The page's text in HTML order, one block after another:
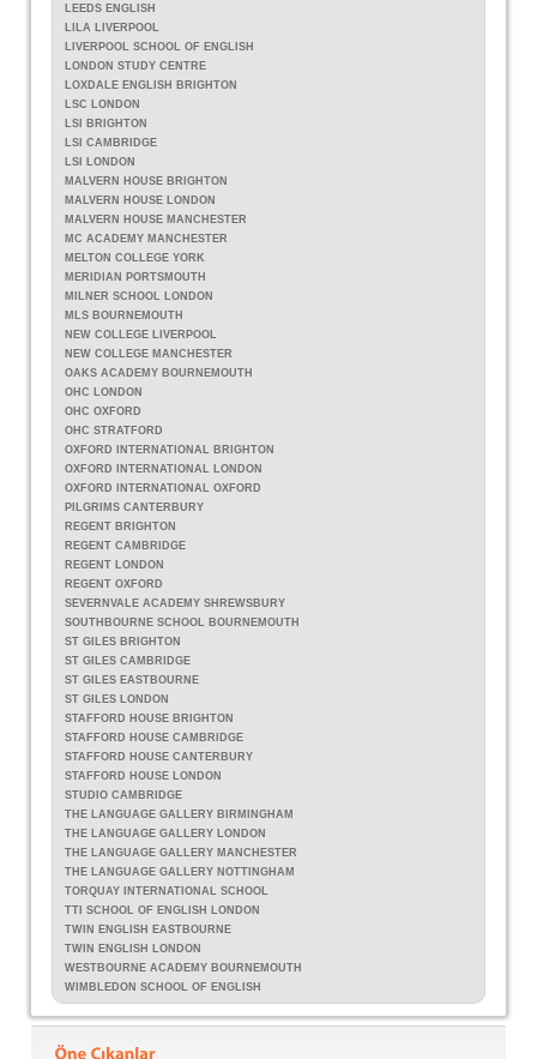
LEEDS ENGLISH
LILA LIVERPOOL
LIVERPOOL SCHOOL OF ENGLISH
LONDON STUDY CENTRE
LOXDALE ENGLISH BRIGHTON
LSC LONDON
LSI BRIGHTON
LSI CAMBRIDGE
LSI LONDON
MALVERN HOUSE BRIGHTON
MALVERN HOUSE LONDON
MALVERN HOUSE MANCHESTER
MC ACADEMY MANCHESTER
MELTON COLLEGE YORK
MERIDIAN PORTSMOUTH
MILNER SCHOOL LONDON
MLS BOURNEMOUTH
NEW COLLEGE LIVERPOOL
NEW COLLEGE MANCHESTER
OAKS ACADEMY BOURNEMOUTH
OHC LONDON
OHC OXFORD
OHC STRATFORD
OXFORD INTERNATIONAL BRIGHTON
OXFORD INTERNATIONAL LONDON
OXFORD INTERNATIONAL OXFORD
PILGRIMS CANTERBURY
REGENT BRIGHTON
REGENT CAMBRIDGE
REGENT LONDON
REGENT OXFORD
SEVERNVALE ACADEMY SHREWSBURY
SOUTHBOURNE SCHOOL BOURNEMOUTH
ST GILES BRIGHTON
ST GILES CAMBRIDGE
ST GILES EASTBOURNE
ST GILES LONDON
STAFFORD HOUSE BRIGHTON
STAFFORD HOUSE CAMBRIDGE
STAFFORD HOUSE CANTERBURY
STAFFORD HOUSE LONDON
STUDIO CAMBRIDGE
THE LANGUAGE GALLERY BIRMINGHAM
THE LANGUAGE GALLERY LONDON
THE LANGUAGE GALLERY MANCHESTER
THE LANGUAGE GALLERY NOTTINGHAM
TORQUAY INTERNATIONAL SCHOOL
TTI SCHOOL OF ENGLISH LONDON
TWIN ENGLISH EASTBOURNE
TWIN ENGLISH LONDON
WESTBOURNE ACADEMY BOURNEMOUTH
WIMBLEDON SCHOOL OF ENGLISH